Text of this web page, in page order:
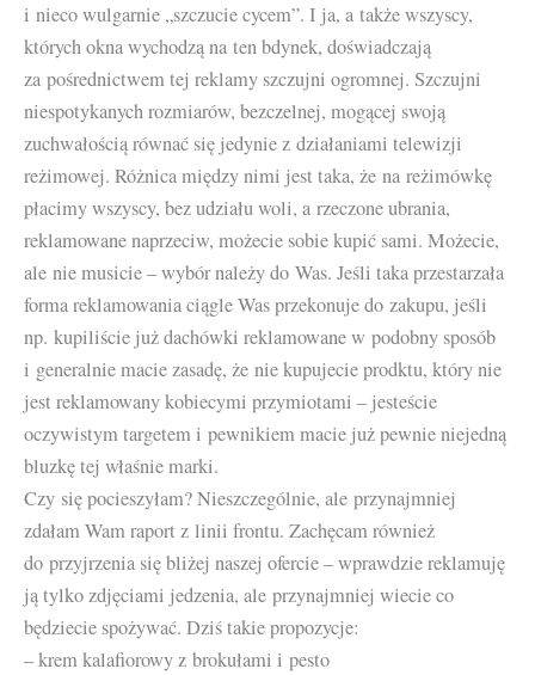
i nieco wulgarnie „szczucie cycem”. I ja, a także wszyscy,
których okna wychodzą na ten bdynek, doświadczają
za pośrednictwem tej reklamy szczujni ogromnej. Szczujni
niespotykanych rozmiarów, bezczelnej, mogącej swoją
zuchwałością równać się jedynie z działaniami telewizji
reżimowej. Różnica między nimi jest taka, że na reżimówkę
płacimy wszyscy, bez udziału woli, a rzeczone ubrania,
reklamowane naprzeciw, możecie sobie kupić sami. Możecie,
ale nie musicie – wybór należy do Was. Jeśli taka przestarzała
forma reklamowania ciągle Was przekonuje do zakupu, jeśli
np. kupiliście już dachówki reklamowane w podobny sposób
i generalnie macie zasadę, że nie kupujecie prodktu, który nie
jest reklamowany kobiecymi przymiotami – jesteście
oczywistym targetem i pewnikiem macie już pewnie niejedną
bluzkę tej właśnie marki.
Czy się pocieszyłam? Nieszczególnie, ale przynajmniej
zdałam Wam raport z linii frontu. Zachęcam również
do przyjrzenia się bliżej naszej ofercie – wprawdzie reklamuję
ją tylko zdjęciami jedzenia, ale przynajmniej wiecie co
będziecie spożywać. Dziś takie propozycje:
– krem kalafiorowy z brokułami i pesto